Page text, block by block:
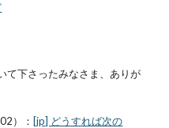
て下さったみなさま、ありが
）： [jp] どうすれば次の